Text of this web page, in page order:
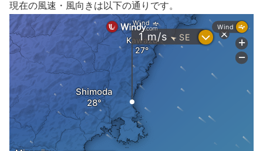
現在の風速・風向きは以下の通りです。